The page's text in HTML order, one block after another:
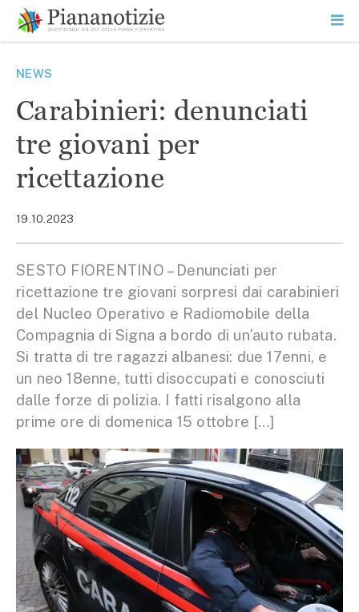
contenuto
SEARCH
NEWS
Carabinieri: denunciati
tre giovani per
ricettazione
19.10.2023
SESTO FIORENTINO – Denunciati per
ricettazione tre giovani sorpresi dai carabinieri
del Nucleo Operativo e Radiomobile della
Compagnia di Signa a bordo di un’auto rubata.
Si tratta di tre ragazzi albanesi: due 17enni, e
un neo 18enne, tutti disoccupati e conosciuti
dalle forze di polizia. I fatti risalgono alla
prime ore di domenica 15 ottobre […]